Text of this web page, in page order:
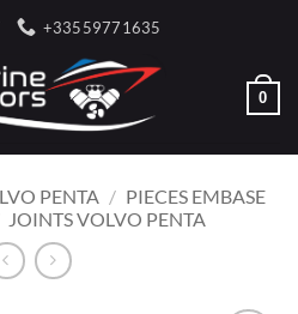
+33559771635
0
PENTA / PIECES EMBASE
JOINTS VOLVO PENTA